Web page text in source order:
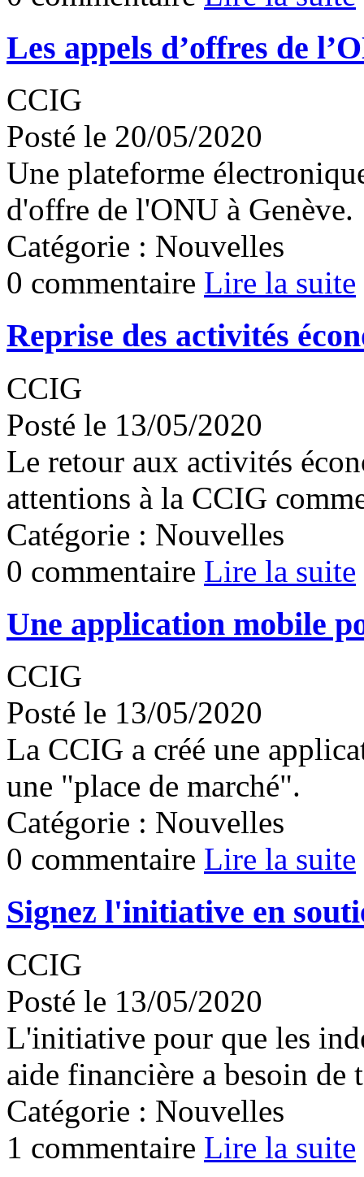
Les appels d’offres de
CCIG
Posté le 20/05/2020
Une plateforme
d'offre de l'ONU à Genève.
Catégorie : Nouvelles
0 commentaire Lire la suite
Reprise des activités
CCIG
Posté le 13/05/2020
Le retour aux activités
attentions à la CCIG
Catégorie : Nouvelles
0 commentaire Lire la suite
Une application mobile
CCIG
Posté le 13/05/2020
La CCIG a créé une
une "place de marché".
Catégorie : Nouvelles
0 commentaire Lire la suite
Signez l'initiative en
CCIG
Posté le 13/05/2020
L'initiative pour que les
aide financière a besoin de
Catégorie : Nouvelles
1 commentaire Lire la suite